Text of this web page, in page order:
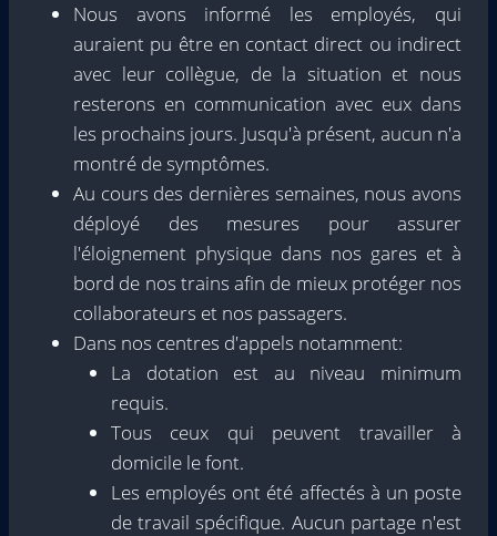
Nous avons informé les employés, qui
auraient pu être en contact direct ou indirect
avec leur collègue, de la situation et nous
resterons en communication avec eux dans
les prochains jours. Jusqu'à présent, aucun n'a
montré de symptômes.
Au cours des dernières semaines, nous avons
déployé des mesures pour assurer
l'éloignement physique dans nos gares et à
bord de nos trains afin de mieux protéger nos
collaborateurs et nos passagers.
Dans nos centres d'appels notamment:
La dotation est au niveau minimum
requis.
Tous ceux qui peuvent travailler à
domicile le font.
Les employés ont été affectés à un poste
de travail spécifique. Aucun partage n'est